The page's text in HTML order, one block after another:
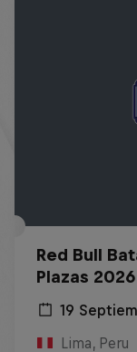
Red Bull
Plazas 2026
19
Lima, Peru